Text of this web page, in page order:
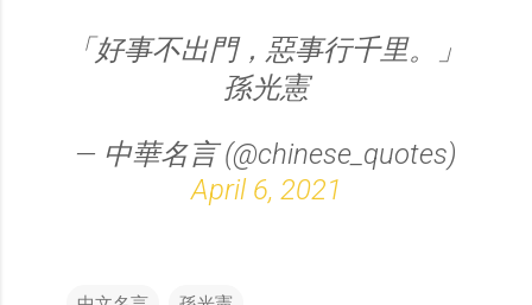
「好事不出門，惡事行千里。」
孫光憲
— 中華名言 (@chinese_quotes)
April 6, 2021